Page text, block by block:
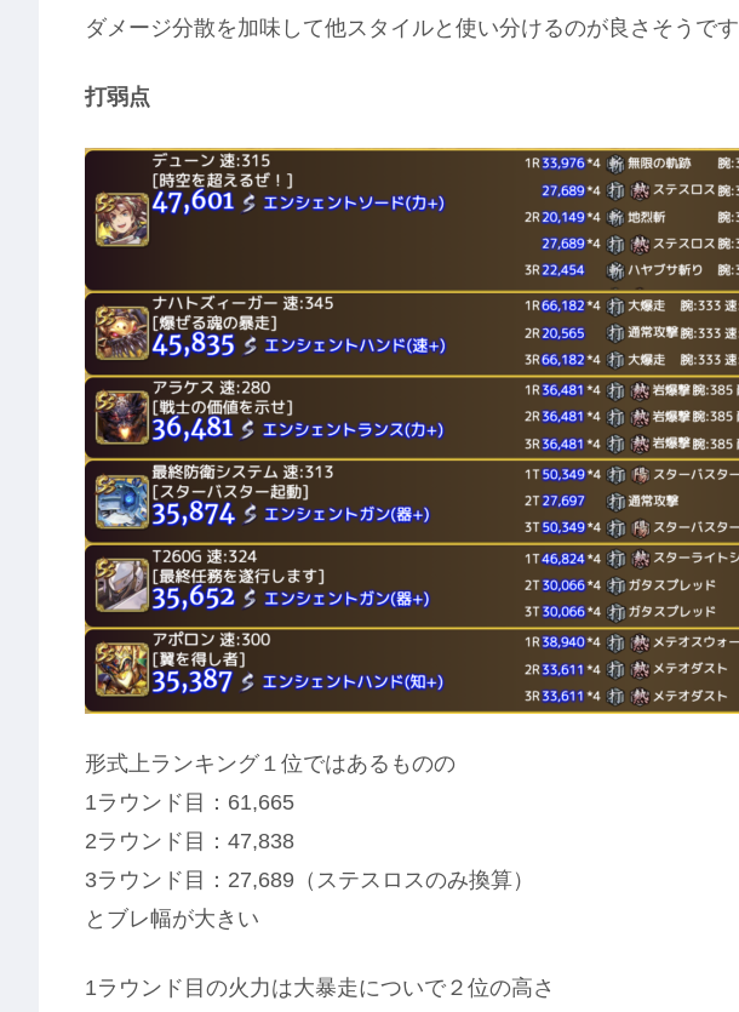
ダメージ分散を加味して他スタイルと使い分けるのが良さそうです
打弱点
形式上ランキング１位ではあるものの
1ラウンド目：61,665
2ラウンド目：47,838
3ラウンド目：27,689（ステスロスのみ換算）
とブレ幅が大きい
1ラウンド目の火力は大暴走についで２位の高さ